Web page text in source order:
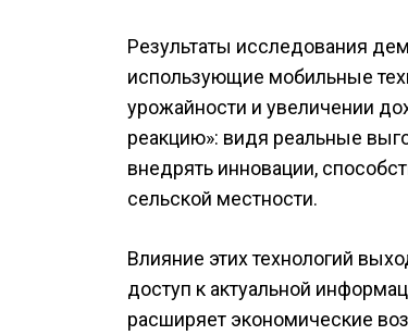
Результаты исследования
использующие мобильные
урожайности и увеличении
реакцию»: видя реальные
внедрять инновации,
сельской местности.
Влияние этих технологий
доступ к актуальной
расширяет экономические